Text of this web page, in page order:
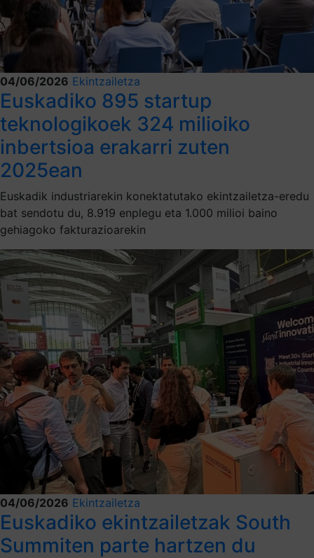
04/06/2026 Ekintzailetza
Euskadiko 895 startup
teknologikoek 324 milioiko
inbertsioa erakarri zuten
2025ean
Euskadik industriarekin konektatutako ekintzailetza-eredu
bat sendotu du, 8.919 enplegu eta 1.000 milioi baino
gehiagoko fakturazioarekin
04/06/2026 Ekintzailetza
Euskadiko ekintzailetzak South
Summiten parte hartzen du